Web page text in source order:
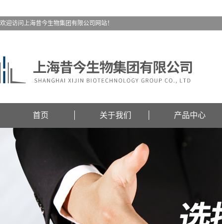
欢迎访问上海昔今生物集团有限公司网站！
首页 关于我们 产品中心